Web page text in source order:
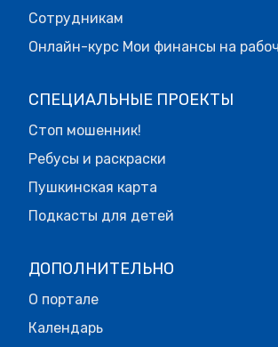
Сотрудникам
Онлайн-курс Мои финансы на
СПЕЦИАЛЬНЫЕ ПРОЕКТЫ
Стоп мошенник!
Ребусы и раскраски
Пушкинская карта
Подкасты для детей
ДОПОЛНИТЕЛЬНО
О портале
Календарь